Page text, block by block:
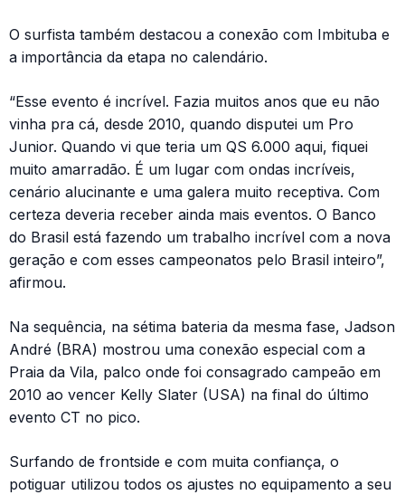
O surfista também destacou a conexão com Imbituba e
a importância da etapa no calendário.
“Esse evento é incrível. Fazia muitos anos que eu não
vinha pra cá, desde 2010, quando disputei um Pro
Junior. Quando vi que teria um QS 6.000 aqui, fiquei
muito amarradão. É um lugar com ondas incríveis,
cenário alucinante e uma galera muito receptiva. Com
certeza deveria receber ainda mais eventos. O Banco
do Brasil está fazendo um trabalho incrível com a nova
geração e com esses campeonatos pelo Brasil inteiro”,
afirmou.
Na sequência, na sétima bateria da mesma fase, Jadson
André (BRA) mostrou uma conexão especial com a
Praia da Vila, palco onde foi consagrado campeão em
2010 ao vencer Kelly Slater (USA) na final do último
evento CT no pico.
Surfando de frontside e com muita confiança, o
potiguar utilizou todos os ajustes no equipamento a seu